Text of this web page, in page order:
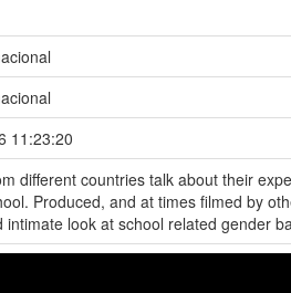
11:23:20
different countries talk about their
Produced, and at times filmed by
intimate look at school related gender